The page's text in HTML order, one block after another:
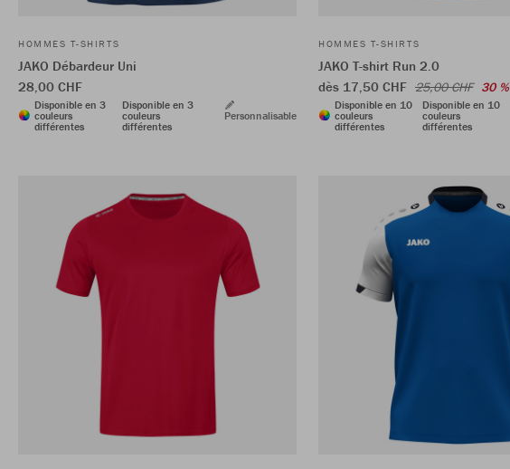
HOMMES T-SHIRTS
JAKO Débardeur Uni
28,00 CHF
Disponible en 3
couleurs
différentes
Disponible en 3
couleurs
différentes
Personnalisable
HOMMES T-SHIRTS
JAKO T-shirt Run 2.0
dès 17,50 CHF 25,00 CHF 30 %
Disponible en 10
couleurs
différentes
Disponible en 10
couleurs
différentes